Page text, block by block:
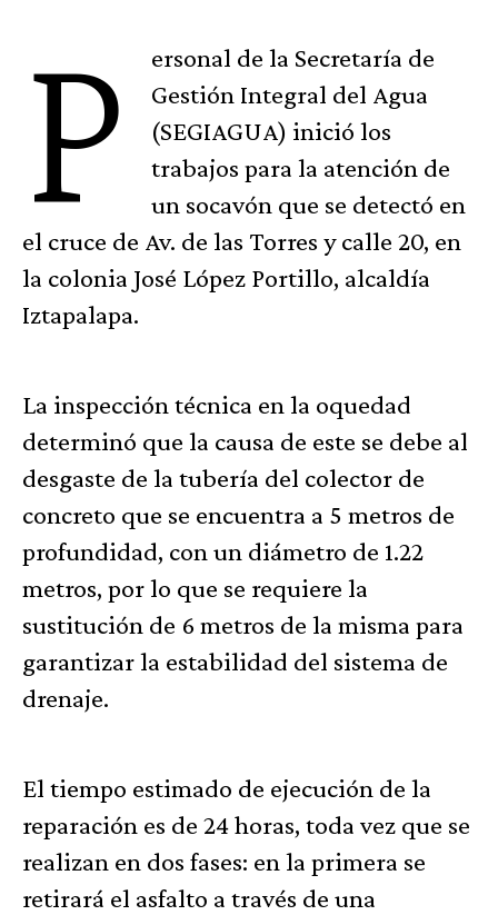
P
ersonal de la Secretaría de
Gestión Integral del Agua
(SEGIAGUA) inició los
trabajos para la atención de
un socavón que se detectó en
el cruce de Av. de las Torres y calle 20, en
la colonia José López Portillo, alcaldía
Iztapalapa.
La inspección técnica en la oquedad
determinó que la causa de este se debe al
desgaste de la tubería del colector de
concreto que se encuentra a 5 metros de
profundidad, con un diámetro de 1.22
metros, por lo que se requiere la
sustitución de 6 metros de la misma para
garantizar la estabilidad del sistema de
drenaje.
El tiempo estimado de ejecución de la
reparación es de 24 horas, toda vez que se
realizan en dos fases: en la primera se
retirará el asfalto a través de una